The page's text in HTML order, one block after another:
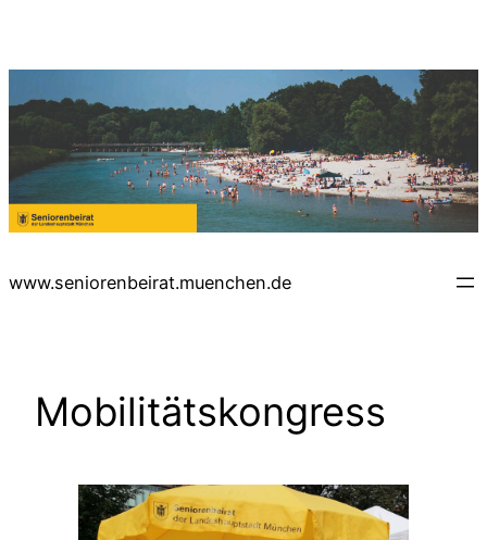
www.seniorenbeirat.muenchen.de
Mobilitätskongress